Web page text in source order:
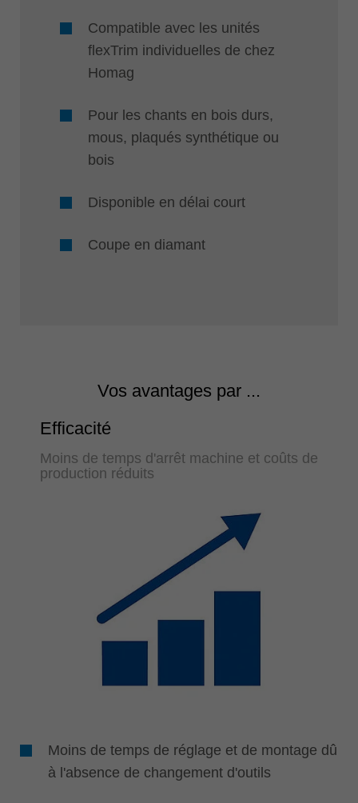
Compatible avec les unités
flexTrim individuelles de chez
Homag
Pour les chants en bois durs,
mous, plaqués synthétique ou
bois
Disponible en délai court
Coupe en diamant
Vos avantages par ...
Efficacité
Moins de temps d'arrêt machine et coûts de
production réduits
Moins de temps de réglage et de montage dû
à l'absence de changement d'outils